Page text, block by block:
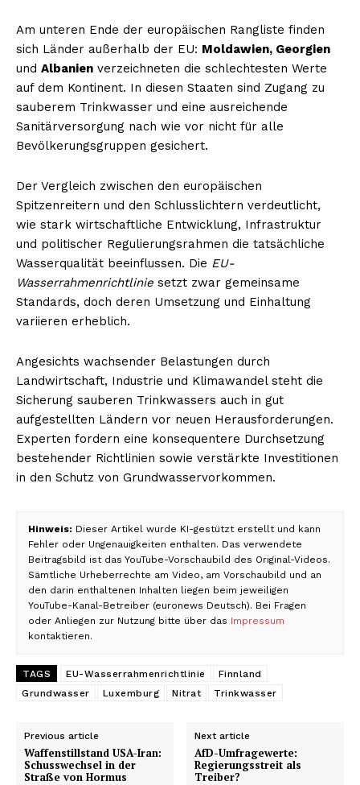
Am unteren Ende der europäischen Rangliste finden
sich Länder außerhalb der EU: Moldawien, Georgien
und Albanien verzeichneten die schlechtesten Werte
auf dem Kontinent. In diesen Staaten sind Zugang zu
sauberem Trinkwasser und eine ausreichende
Sanitärversorgung nach wie vor nicht für alle
Bevölkerungsgruppen gesichert.
Der Vergleich zwischen den europäischen
Spitzenreitern und den Schlusslichtern verdeutlicht,
wie stark wirtschaftliche Entwicklung, Infrastruktur
und politischer Regulierungsrahmen die tatsächliche
Wasserqualität beeinflussen. Die EU-
Wasserrahmenrichtlinie setzt zwar gemeinsame
Standards, doch deren Umsetzung und Einhaltung
variieren erheblich.
Angesichts wachsender Belastungen durch
Landwirtschaft, Industrie und Klimawandel steht die
Sicherung sauberen Trinkwassers auch in gut
aufgestellten Ländern vor neuen Herausforderungen.
Experten fordern eine konsequentere Durchsetzung
bestehender Richtlinien sowie verstärkte Investitionen
in den Schutz von Grundwasservorkommen.
Hinweis: Dieser Artikel wurde KI-gestützt erstellt und kann
Fehler oder Ungenauigkeiten enthalten. Das verwendete
Beitragsbild ist das YouTube-Vorschaubild des Original-Videos.
Sämtliche Urheberrechte am Video, am Vorschaubild und an
den darin enthaltenen Inhalten liegen beim jeweiligen
YouTube-Kanal-Betreiber (euronews Deutsch). Bei Fragen
oder Anliegen zur Nutzung bitte über das Impressum
kontaktieren.
TAGS EU-Wasserrahmenrichtlinie
Finnland
Grundwasser
Luxemburg Nitrat Trinkwasser
Previous article
Waffenstillstand USA-Iran:
Schusswechsel in der
Straße von Hormus
Next article
AfD-Umfragewerte:
Regierungsstreit als
Treiber?